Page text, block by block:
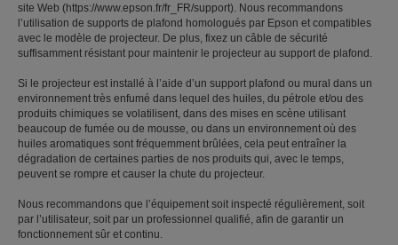
site Web (https://www.epson.fr/fr_FR/support). Nous recommandons
l’utilisation de supports de plafond homologués par Epson et compatibles
avec le modèle de projecteur. De plus, fixez un câble de sécurité
suffisamment résistant pour maintenir le projecteur au support de plafond.
Si le projecteur est installé à l’aide d’un support plafond ou mural dans un
environnement très enfumé dans lequel des huiles, du pétrole et/ou des
produits chimiques se volatilisent, dans des mises en scène utilisant
beaucoup de fumée ou de mousse, ou dans un environnement où des
huiles aromatiques sont fréquemment brûlées, cela peut entraîner la
dégradation de certaines parties de nos produits qui, avec le temps,
peuvent se rompre et causer la chute du projecteur.
Nous recommandons que l’équipement soit inspecté régulièrement, soit
par l’utilisateur, soit par un professionnel qualifié, afin de garantir un
fonctionnement sûr et continu.